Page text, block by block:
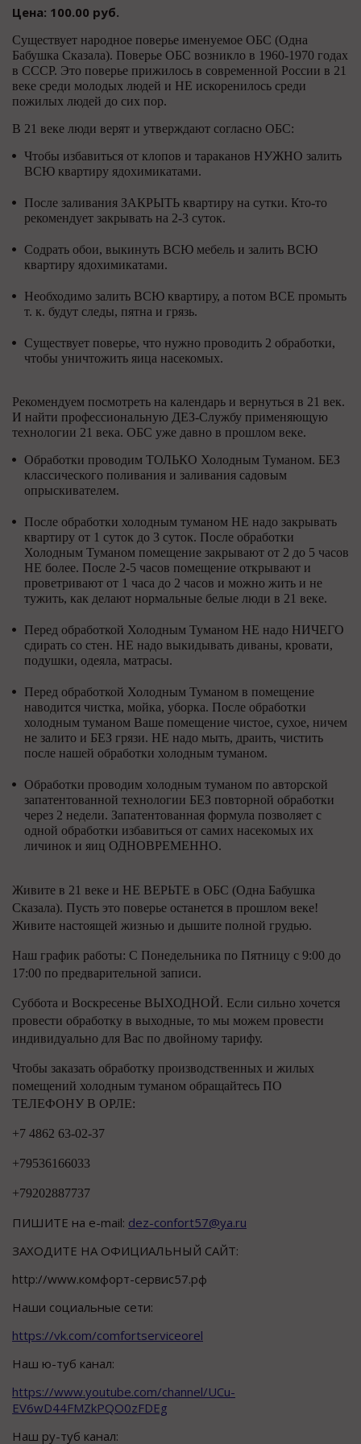
Цена: 100.00 руб.
Существует народное поверье именуемое ОБС (Одна
Бабушка Сказала). Поверье ОБС возникло в 1960-1970 годах
в СССР. Это поверье прижилось в современной России в 21
веке среди молодых людей и НЕ искоренилось среди
пожилых людей до сих пор.
В 21 веке люди верят и утверждают согласно ОБС:
Чтобы избавиться от клопов и тараканов НУЖНО залить
ВСЮ квартиру ядохимикатами.
После заливания ЗАКРЫТЬ квартиру на сутки. Кто-то
рекомендует закрывать на 2-3 суток.
Содрать обои, выкинуть ВСЮ мебель и залить ВСЮ
квартиру ядохимикатами.
Необходимо залить ВСЮ квартиру, а потом ВСЕ промыть
т. к. будут следы, пятна и грязь.
Существует поверье, что нужно проводить 2 обработки,
чтобы уничтожить яица насекомых.
Рекомендуем посмотреть на календарь и вернуться в 21 век.
И найти профессиональную ДЕЗ-Службу применяющую
технологии 21 века. ОБС уже давно в прошлом веке.
Обработки проводим ТОЛЬКО Холодным Туманом. БЕЗ
классического поливания и заливания садовым
опрыскивателем.
После обработки холодным туманом НЕ надо закрывать
квартиру от 1 суток до 3 суток. После обработки
Холодным Туманом помещение закрывают от 2 до 5 часов
НЕ более. После 2-5 часов помещение открывают и
проветривают от 1 часа до 2 часов и можно жить и не
тужить, как делают нормальные белые люди в 21 веке.
Перед обработкой Холодным Туманом НЕ надо НИЧЕГО
сдирать со стен. НЕ надо выкидывать диваны, кровати,
подушки, одеяла, матрасы.
Перед обработкой Холодным Туманом в помещение
наводится чистка, мойка, уборка. После обработки
холодным туманом Ваше помещение чистое, сухое, ничем
не залито и БЕЗ грязи. НЕ надо мыть, драить, чистить
после нашей обработки холодным туманом.
Обработки проводим холодным туманом по авторской
запатентованной технологии БЕЗ повторной обработки
через 2 недели. Запатентованная формула позволяет с
одной обработки избавиться от самих насекомых их
личинок и яиц ОДНОВРЕМЕННО.
Живите в 21 веке и НЕ ВЕРЬТЕ в ОБС (Одна Бабушка
Сказала). Пусть это поверье останется в прошлом веке!
Живите настоящей жизнью и дышите полной грудью.
Наш график работы: С Понедельника по Пятницу с 9:00 до
17:00 по предварительной записи.
Суббота и Воскресенье ВЫХОДНОЙ. Если сильно хочется
провести обработку в выходные, то мы можем провести
индивидуально для Вас по двойному тарифу.
Чтобы заказать обработку производственных и жилых
помещений холодным туманом обращайтесь ПО
ТЕЛЕФОНУ В ОРЛЕ:
+7 4862 63-02-37
+79536166033
+79202887737
ПИШИТЕ на e-mail: dez-confort57@ya.ru
ЗАХОДИТЕ НА ОФИЦИАЛЬНЫЙ САЙТ:
http://www.комфорт-сервис57.рф
Наши социальные сети:
https://vk.com/comfortserviceorel
Наш ю-туб канал:
https://www.youtube.com/channel/UCu-
EV6wD44FMZkPQO0zFDEg
Наш ру-туб канал: